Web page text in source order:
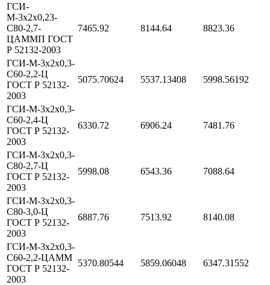
ГСИ-
М-3х2х0,23-
С80-2,7-
ЦАММП ГОСТ
Р 52132-2003
7465.92 8144.64 8823.36
ГСИ-М-3х2х0,3-
С60-2,2-Ц
ГОСТ Р 52132-
2003
5075.70624 5537.13408 5998.56192
ГСИ-М-3х2х0,3-
С60-2,4-Ц
ГОСТ Р 52132-
2003
6330.72 6906.24 7481.76
ГСИ-М-3х2х0,3-
С80-2,7-Ц
ГОСТ Р 52132-
2003
5998.08 6543.36 7088.64
ГСИ-М-3х2х0,3-
С80-3,0-Ц
ГОСТ Р 52132-
2003
6887.76 7513.92 8140.08
ГСИ-М-3х2х0,3-
С60-2,2-ЦАММ
ГОСТ Р 52132-
2003
5370.80544 5859.06048 6347.31552